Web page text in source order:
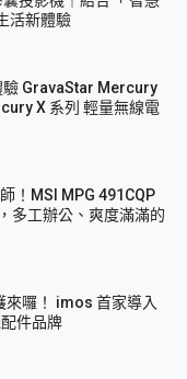
活新體驗
驗 GravaStar Mercury
X 系列 輕量無線電
！MSI MPG 491CQP
多工辦公、爽度滿滿的
來囉！ imos 首家導入
件品牌